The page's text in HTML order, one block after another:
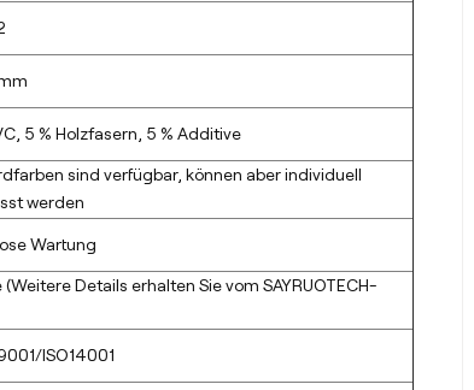
5 % Holzfasern, 5 % Additive
sind verfügbar, können aber individuell
werden
Wartung
(Weitere Details erhalten Sie vom SAYRUOTECH-
ISO14001